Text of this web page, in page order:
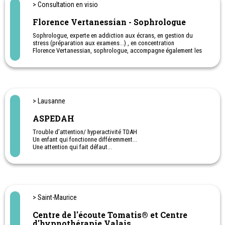
> Consultation en visio
Florence Vertanessian - Sophrologue
Sophrologue, experte en addiction aux écrans, en gestion du
stress (préparation aux examens...) , en concentration
Florence Vertanessian, sophrologue, accompagne également les
Les rendez-vous se déroulent en visio-consultation.
> Lausanne
ASPEDAH
Trouble d’attention/ hyperactivité TDAH
Un enfant qui fonctionne différemment…
Une attention qui fait défaut…
Que faire? Quelles aides? Qui peut vous accompagner?
affichés sur notre site
> Saint-Maurice
Centre de l'écoute Tomatis® et Centre